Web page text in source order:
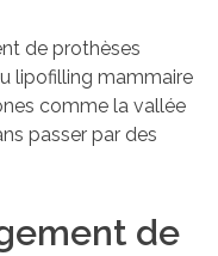
de prothèses
lipofilling mammaire
comme la vallée
passer par des
de